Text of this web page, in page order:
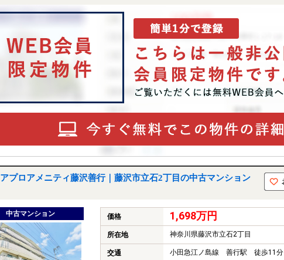
アプロアメニティ藤沢善行｜藤沢市立石2丁目の中古マンション
中古マンション 価格 1,698万円
所在地 神奈川県藤沢市立石2丁目
交通 小田急江ノ島線 善行駅 徒歩11分